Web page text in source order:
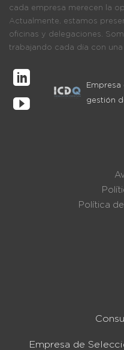
cada empresa merecen la
Actualmente, estamos
oficinas y delegaciones.
trabajando cada día con
gestión
Política
Empresa de